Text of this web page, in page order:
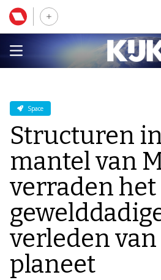
Space
Structuren
mantel van
verraden het
verleden van
planeet